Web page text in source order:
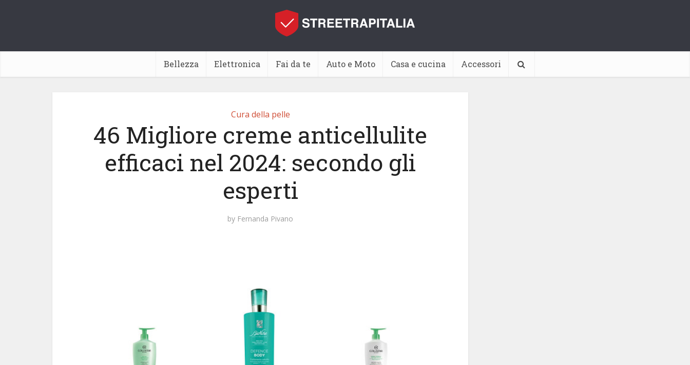
Bellezza Elettronica Fai da te Auto e Moto Casa e cucina Accessori
Cura della pelle
46 Migliore creme anticellulite
efficaci nel 2024: secondo gli
esperti
by Fernanda Pivano